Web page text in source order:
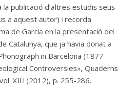
la publicació d’altres estudis seus
a aquest autor) i recorda
de Garcia en la presentació del
Catalunya, que ja havia donat a
in Barcelona (1877-
Controversies»,Quaderns
XIII (2012), p. 255-286.